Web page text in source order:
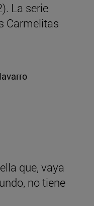
La serie
Carmelitas
que, vaya
no tiene